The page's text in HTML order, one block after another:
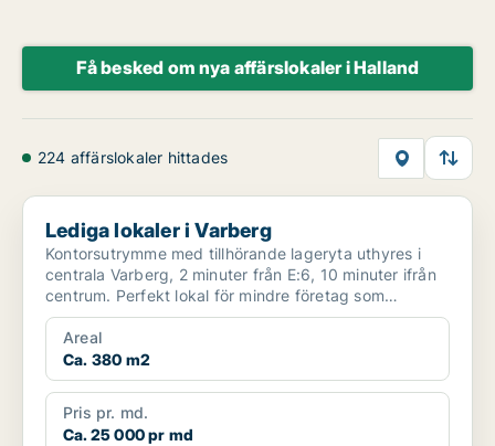
Få besked om nya affärslokaler i Halland
224 affärslokaler hittades
Lediga lokaler i Varberg
Lediga lokaler i Varberg
Kontorsutrymme med tillhörande lageryta uthyres i
centrala Varberg, 2 minuter från E:6, 10 minuter ifrån
centrum. Perfekt lokal för mindre företag som
önskar...
Areal
Ca. 380 m2
Pris pr. md.
Ca. 25 000 pr md